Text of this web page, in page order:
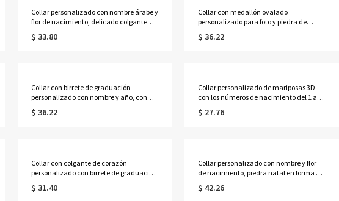
Collar personalizado con nombre árabe y
flor de nacimiento, delicado colgante
calado con caligrafía floral, joyería
islámica con significado, regalo de Eid
$ 33.80
Collar con medallón ovalado
personalizado para foto y piedra de
nacimiento, delicada joya
conmemorativa, regalo de
$ 36.22
Collar con birrete de graduación
personalizado con nombre y año, con
piedra natal talla marquesa, joyería de
graduación de la promoción de 2026
$ 36.22
Collar personalizado de mariposas 3D
con los números de nacimiento del 1 al
10, joyería delicada de plata de ley 925
para la familia, regalo de
$ 27.76
Collar con colgante de corazón
personalizado con birrete de graduación
y piedra de nacimiento, delicada joya
para la ceremonia de la promoción de
$ 31.40
Collar personalizado con nombre y flor
de nacimiento, piedra natal en forma de
lágrima, joyería delicada para mujer,
regalo de cumpleaños/aniversario para
$ 42.26